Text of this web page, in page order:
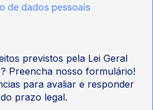
de dados pessoais
previstos pela Lei Geral
Preencha nosso formulário!
para avaliar e responder
prazo legal.